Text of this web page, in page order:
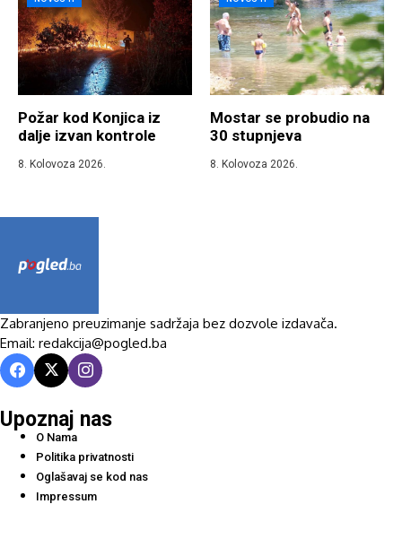
Požar kod Konjica iz
dalje izvan kontrole
8. Kolovoza 2026.
Mostar se probudio na
30 stupnjeva
8. Kolovoza 2026.
Zabranjeno preuzimanje sadržaja bez dozvole izdavača.
Email: redakcija@pogled.ba
Upoznaj nas
O Nama
Politika privatnosti
Oglašavaj se kod nas
Impressum